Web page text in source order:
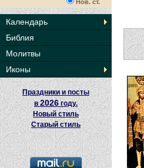
Нов. ст.
Календарь
Библия
Молитвы
Иконы
Праздники и посты
в2026 году.
Новый стиль
Старый стиль